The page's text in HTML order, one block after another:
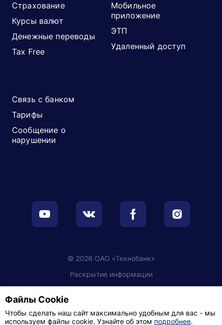
Страхование
Курсы валют
Денежные переводы
Tax Free
Мобильное
приложение
ЭТП
Удаленный доступ
Связь с банком
Тарифы
Сообщение о
нарушении
© 2026 ОАО «Технобанк»
Раскрытие информации
Политика видеонаблюдения
Файлы Cookie
Чтобы сделать наш сайт максимально удобным для вас - мы
используем файлы cookie. Узнайте об этом подробнее.